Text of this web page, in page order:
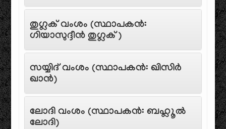
തുഗ്ലക് വംശം (സ്ഥാപകൻ:
ഗിയാസുദ്ദീൻ തുഗ്ലക്)
സയ്യിദ് വംശം (സ്ഥാപകൻ: ഖിസിർ
ഖാൻ)
ലോദി വംശം (സ്ഥാപകൻ: ബഹ്ലൂൽ
ലോദി)